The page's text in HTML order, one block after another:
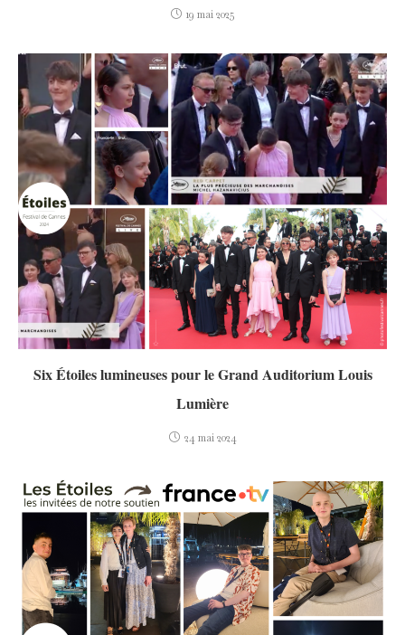
19 mai 2025
Six Étoiles lumineuses pour le Grand Auditorium Louis
Lumière
24 mai 2024